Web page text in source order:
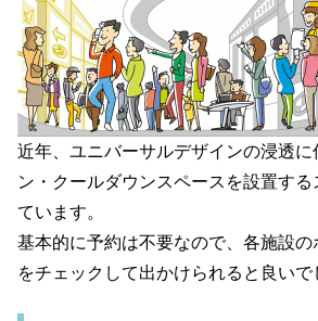
近年、ユニバーサルデザインの浸透に
ン・クールダウンスペースを設置する
ています。
基本的に予約は不要なので、各施設
をチェックして出かけられると良いで